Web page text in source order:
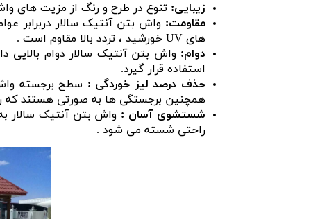
زیبایی: تنوع در طرح و رنگ از مزیت های
مقاومت: واش بتن آنتیک سالار دربرابر
های UV خورشید ، تردد بالا مقاوم است .
دوام: واش بتن آنتیک سالار دوام بالایی
استفاده قرار گیرد.
حذف درصد لیز خوردگی : سطح برجسته
همچنین برجستگی ها به صورتی هستند
شستشوی آسان : واش بتن آنتیک سالار
راحتی شسته می شود .